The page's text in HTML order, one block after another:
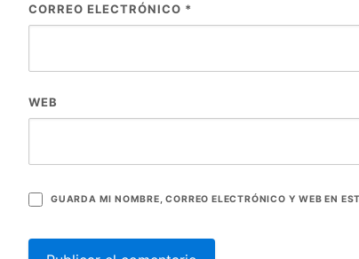
CORREO ELECTRÓNICO *
WEB
GUARDA MI NOMBRE, CORREO ELECTRÓNICO Y WEB EN